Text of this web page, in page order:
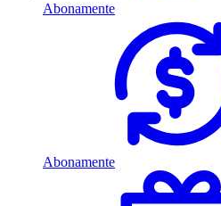
Abonamente
Abonamente